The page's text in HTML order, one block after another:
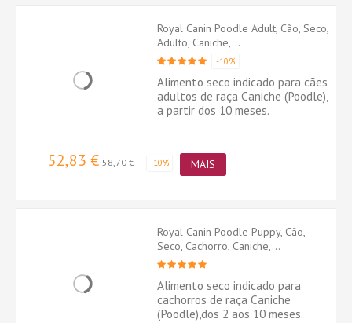
Royal Canin Poodle Adult, Cão, Seco,
Adulto, Caniche,...
-10%
Alimento seco indicado para cães
adultos de raça Caniche (Poodle),
a partir dos 10 meses.
52,83 € 58,70 € -10% MAIS
Royal Canin Poodle Puppy, Cão,
Seco, Cachorro, Caniche,...
Alimento seco indicado para
cachorros de raça Caniche
(Poodle),dos 2 aos 10 meses.